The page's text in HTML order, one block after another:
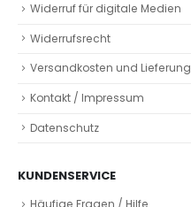
Widerruf für digitale Medien
Widerrufsrecht
Versandkosten und Lieferung
Kontakt / Impressum
Datenschutz
KUNDENSERVICE